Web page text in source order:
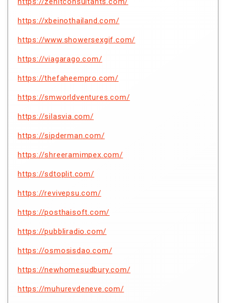
https://xbeinothailand.com/
https://www.showersexgif.com/
https://viagarago.com/
https://thefaheempro.com/
https://smworldventures.com/
https://silasvia.com/
https://sipderman.com/
https://shreeramimpex.com/
https://sdtoplit.com/
https://revivepsu.com/
https://posthaisoft.com/
https://pubbliradio.com/
https://osmosisdao.com/
https://newhomesudbury.com/
https://muhurevdeneve.com/